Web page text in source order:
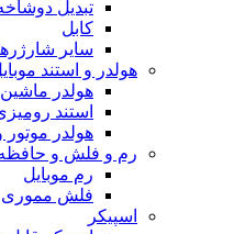
تبدیل
کابل
سایر
هولدر و استند
هولدر ماشین
استند
هولدر
رم و فلش و
رم موبایل
فلش مموری
اسپیکر